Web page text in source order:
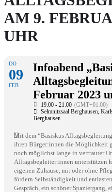
AM 9.
UHR
DO
09
FEB
Infoabend
Februar 2023
19:00 - 21:00 (GMT+01:00)
Selmnitzsaal Berghausen,
Berghausen
Mit dem “Basiskus
ihren Bürger:innen die Möglichkeit
noch möglichst lange in vertrauter
Alltagsbegleiter:innen unterstützen
eigenen Zuhause, mit oder ohne
fördern Selbständigkeit und
Gespräch, ein schöner Spaziergang,